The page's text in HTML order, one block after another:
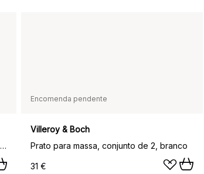
Tigela para massa Vapiano, conjunto de 2, branco
Encomenda pendente
Villeroy & Boch
Prato para massa, conjunto de 2, branco
31 €